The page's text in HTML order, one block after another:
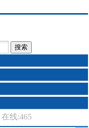
在线:465